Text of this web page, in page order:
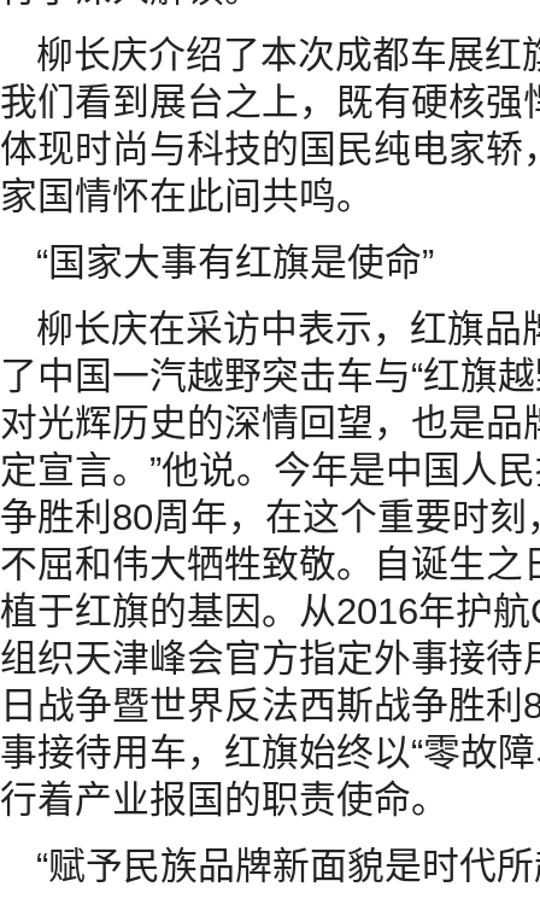
柳长庆介绍了本次成都车展
我们看到展台之上，既有硬核
体现时尚与科技的国民纯电家
家国情怀在此间共鸣。
“国家大事有红旗是使命”
柳长庆在采访中表示，红旗
了中国一汽越野突击车与“红旗
对光辉历史的深情回望，也是
定宣言。”他说。今年是中国人
争胜利80周年，在这个重要时
不屈和伟大牺牲致敬。自诞生
植于红旗的基因。从2016年护
组织天津峰会官方指定外事接
日战争暨世界反法西斯战争胜
事接待用车，红旗始终以“零故
行着产业报国的职责使命。
“赋予民族品牌新面貌是时代所